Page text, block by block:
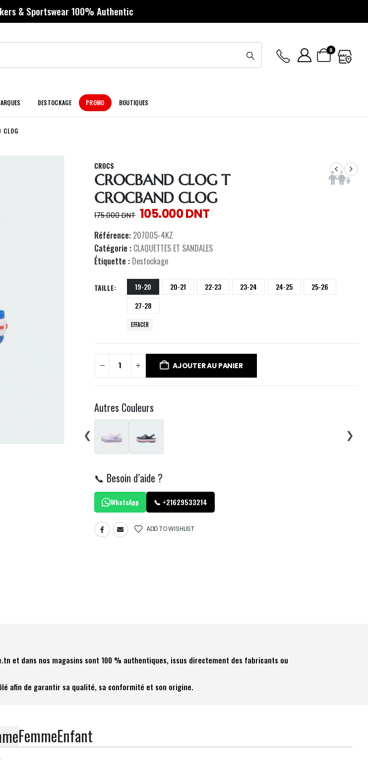
& Sportswear 100% Authentic
0
DESTOCKAGE PROMO BOUTIQUES
CLOG
CROCS
CROCBAND CLOG T
CROCBAND CLOG
175.000DNT 105.000DNT
Référence: 207005-4KZ
Catégorie : CLAQUETTES ET SANDALES
Étiquette : Destockage
TAILLE 19-20 20-21 22-23 23-24 24-25
25-26
27-28
EFFACER
AJOUTER AU PANIER
Autres Couleurs
❮
❯
📞 Besoin d’aide ?
WhatsApp 📞 +21629533214
ADD TO WISHLIST
et dans nos magasins sont 100 % authentiques, issus directement des fabricants ou
afin de garantir sa qualité, sa conformité et son origine.
FemmeEnfant